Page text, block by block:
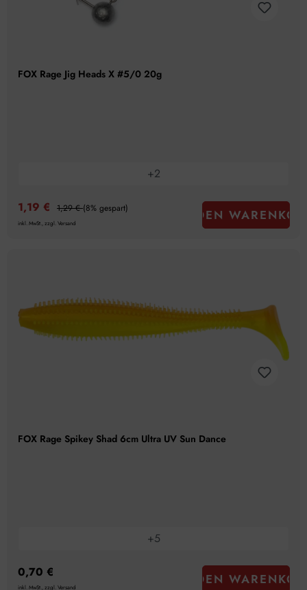
FOX Rage Jig Heads X #5/0 20g
+2
1,19 € 1,29 €(8% gespart)
inkl. MwSt., zzgl. Versand IN DEN
FOX Rage Spikey Shad 6cm Ultra UV Sun Dance
+5
0,70 €
inkl. MwSt., zzgl. Versand IN DEN